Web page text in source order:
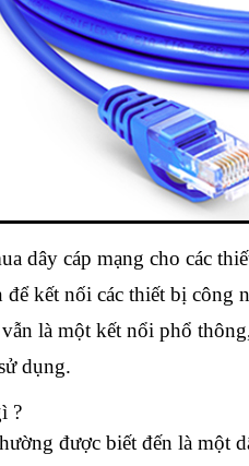
dây cáp mạng cho các
để kết nối các thiết bị công
là một kết nổi phổ
dụng.
?
được biết đến là một